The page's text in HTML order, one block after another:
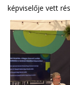
képviselője vett